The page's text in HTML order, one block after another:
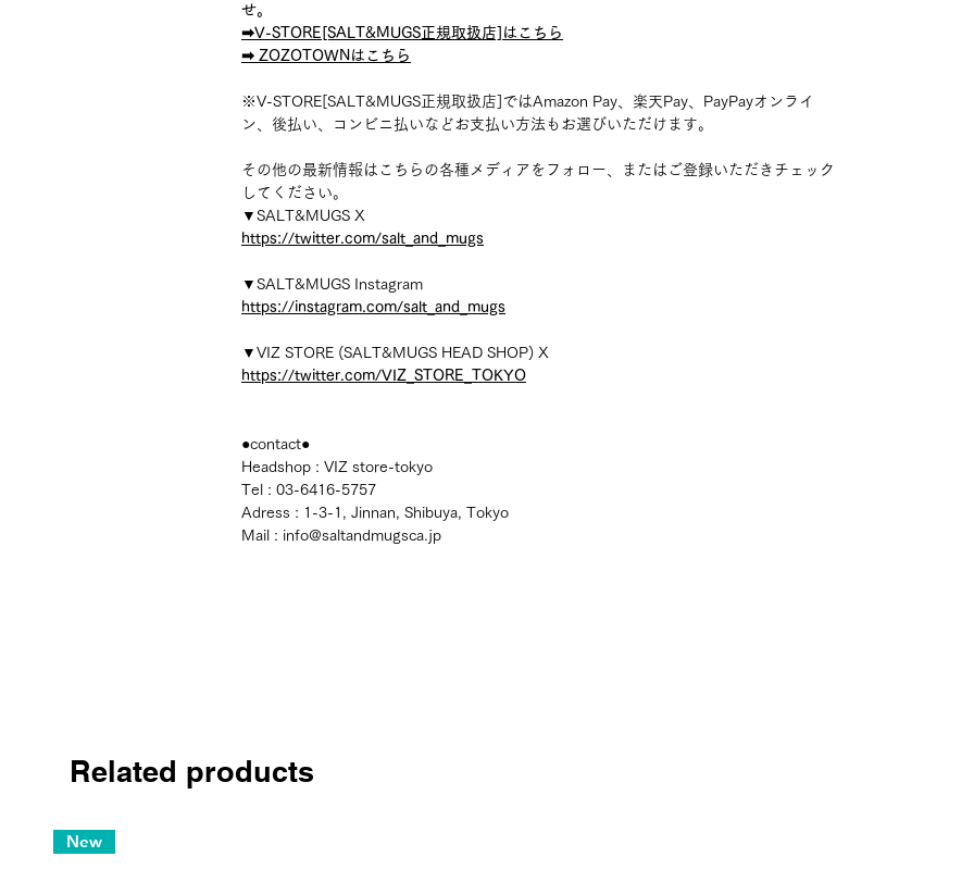
せ。
➡︎V-STORE[SALT&MUGS正規取扱店]はこちら
➡︎ ZOZOTOWNはこちら
※V-STORE[SALT&MUGS正規取扱店]ではAmazon Pay、楽天Pay、PayPayオンライ
ン、後払い、コンビニ払いなどお支払い方法もお選びいただけます。
その他の最新情報はこちらの各種メディアをフォロー、またはご登録いただきチェック
してください。
▼SALT&MUGS X
https://twitter.com/salt_and_mugs
▼SALT&MUGS Instagram
https://instagram.com/salt_and_mugs
▼VIZ STORE (SALT&MUGS HEAD SHOP) X
https://twitter.com/VIZ_STORE_TOKYO
●contact●
Headshop : VIZ store-tokyo
Tel : 03-6416-5757
Adress : 1-3-1, Jinnan, Shibuya, Tokyo
Mail : info@saltandmugsca.jp
Related products
New